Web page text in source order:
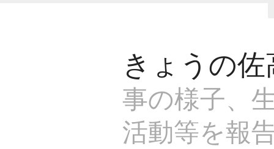
きょうの佐
事の様子、
活動等を報